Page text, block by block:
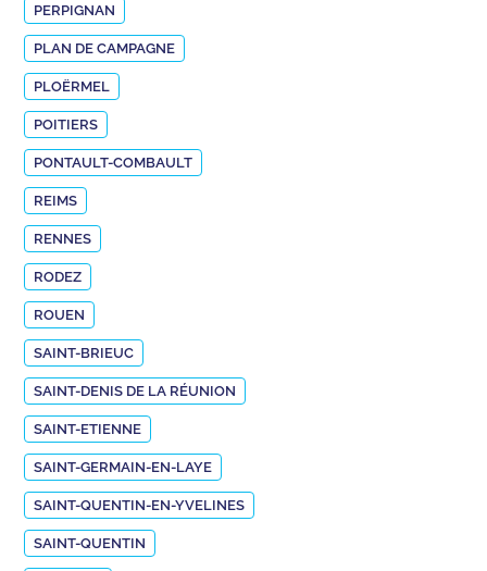
PERPIGNAN
PLAN DE CAMPAGNE
PLOËRMEL
POITIERS
PONTAULT-COMBAULT
REIMS
RENNES
RODEZ
ROUEN
SAINT-BRIEUC
SAINT-DENIS DE LA RÉUNION
SAINT-ETIENNE
SAINT-GERMAIN-EN-LAYE
SAINT-QUENTIN-EN-YVELINES
SAINT-QUENTIN